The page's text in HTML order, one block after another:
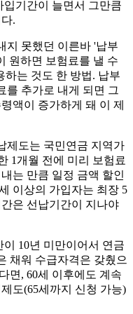
기간이 늘면서 그만큼
.
지 못했던 이른바 '납부
원하면 보험료를 낼 수
하는 것도 한 방법. 납부
를 추가로 내게 되면 그
액이 증가하게 돼 이 제
제도는 국민연금 지역가
1개월 전에 미리 보험료
는 만큼 일정 금액 할인
이상의 가입자는 최장 5
은 선납기간이 지나야
10년 미만이어서 연금
채워 수급자격은 갖췄으
면, 60세 이후에도 계속
도(65세까지 신청 가능)